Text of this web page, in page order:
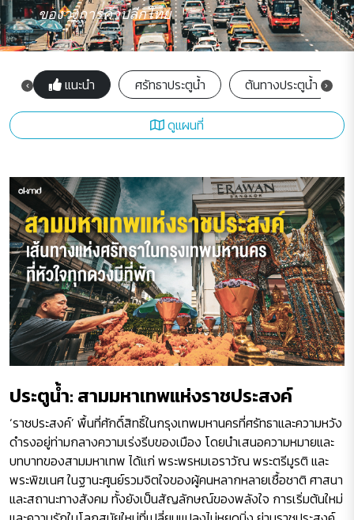
ของวงการค้าปลีกไทย
แนะนำ ศรัทธาประตูน้ำ ต้นทางประตูน้ำ
ดูแผนที่
ประตูน้ำ: สามมหาเทพแห่งราชประสงค์
‘ราชประสงค์’ พื้นที่ศักดิ์สิทธิ์ในกรุงเทพมหานครที่ศรัทธาและความหวัง
ดำรงอยู่ท่ามกลางความเร่งรีบของเมือง โดยนำเสนอความหมายและ
บทบาทของสามมหาเทพ ได้แก่ พระพรหมเอราวัณ พระตรีมูรติ และ
พระพิฆเนศ ในฐานะศูนย์รวมจิตใจของผู้คนหลากหลายเชื้อชาติ ศาสนา
และสถานะทางสังคม ทั้งยังเป็นสัญลักษณ์ของพลังใจ การเริ่มต้นใหม่